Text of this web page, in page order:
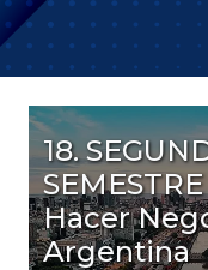
18.
Hacer
Argentina